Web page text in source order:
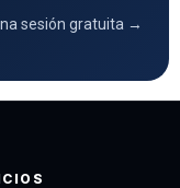
sesión gratuita →